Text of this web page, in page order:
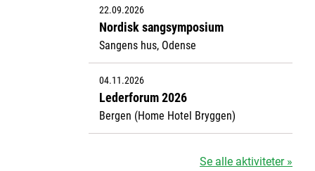
22.09.2026
Nordisk sangsymposium
Sangens hus, Odense
04.11.2026
Lederforum 2026
Bergen (Home Hotel Bryggen)
Se alle aktiviteter »